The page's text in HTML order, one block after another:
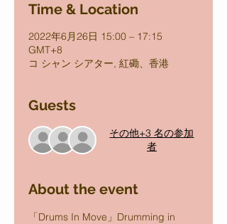
Time & Location
2022年6月26日 15:00 – 17:15
GMT+8
コ シャン シアター, 紅磡、香港
Guests
その他+3 名の参加
者
About the event
「Drums In Move」Drumming in